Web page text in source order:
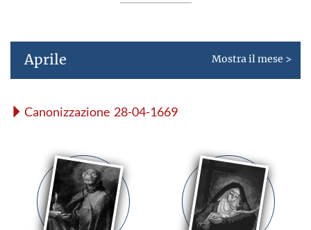
Aprile Mostra il mese >
Canonizzazione 28-04-1669